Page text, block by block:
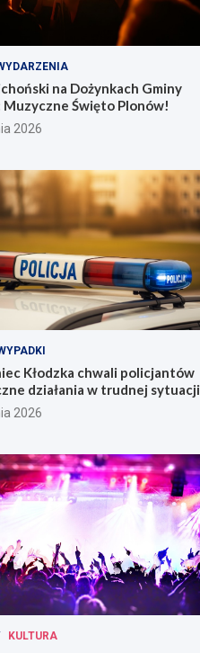
na Dożynkach Gminy
Muzyczne Święto Plonów!
2026
Kłodzka chwali policjantów
działania w trudnej sytuacji
2026
KULTURA